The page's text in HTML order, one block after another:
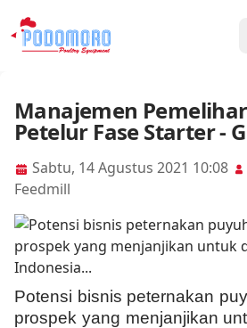
Manajemen
Petelur Fase Starter -
Sabtu, 14 Agustus 2021 10:08
Feedmill
Potensi bisnis peternakan
prospek yang menjanjikan